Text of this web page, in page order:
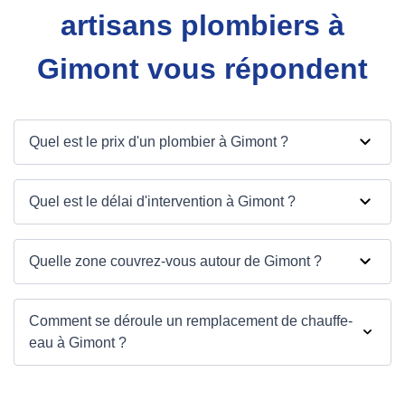
artisans plombiers à
Gimont vous répondent
Quel est le prix d'un plombier à Gimont ?
Quel est le délai d'intervention à Gimont ?
Quelle zone couvrez-vous autour de Gimont ?
Comment se déroule un remplacement de chauffe-
eau à Gimont ?